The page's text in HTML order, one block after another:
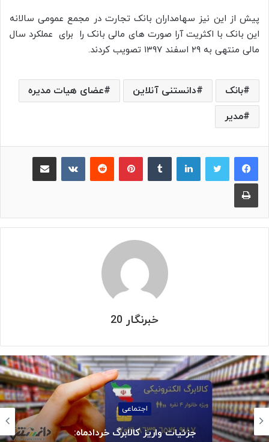
پیش از این نیز سهامداران بانک تجارت در مجمع عمومی سالانه
این بانک با اکثریت آرا صورت های مالی بانک را برای عملکرد سال
مالی منتهی به ۲۹ اسفند ۱۳۹۷ تصویب کردند
.
بانک دانستنی آنلاین
عضای هیات‌ مدیره
مدیر
لینکدین پینترست ‫رددیت
چاپ
خبرنگار 20
استانها
بازگشت سه سکوی پارس جنوبی به مدار